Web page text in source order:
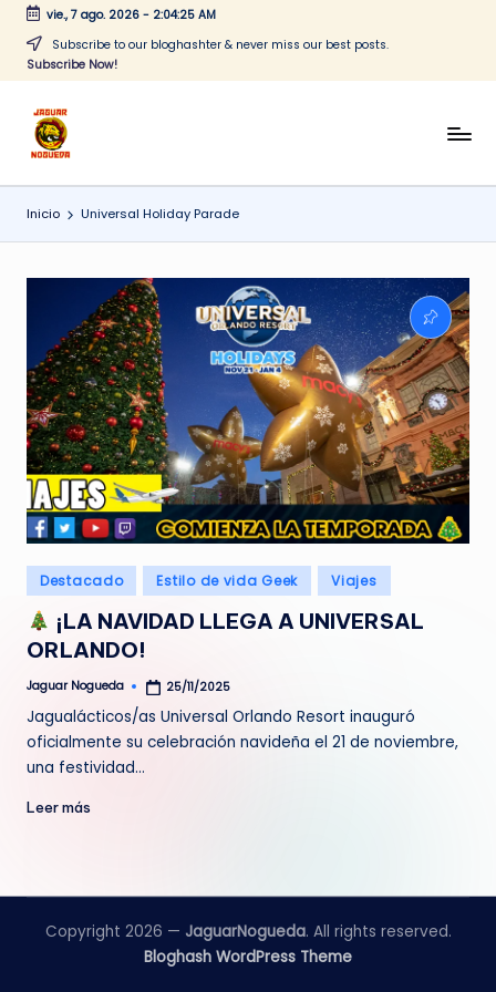
Saltar
vie., 7 ago. 2026- 2:04:25 AM
Subscribe to our bloghashter & never miss our best posts.
Subscribe Now!
J
a
g
N
o
g
u
e
d
a
CONTENIDO
Inicio Universal Holiday Parade
Publicado
en
Destacado Estilo de vida Geek Viajes
¡LA NAVIDAD LLEGA A UNIVERSAL
ORLANDO!
Publicado
Jaguar Nogueda 25/11/2025
Jagualácticos/as Universal Orlando Resort inauguró
oficialmente su celebración navideña el 21 de noviembre,
una festividad…
Leer más
Copyright 2026 — JaguarNogueda. All rights reserved.
Bloghash WordPress Theme